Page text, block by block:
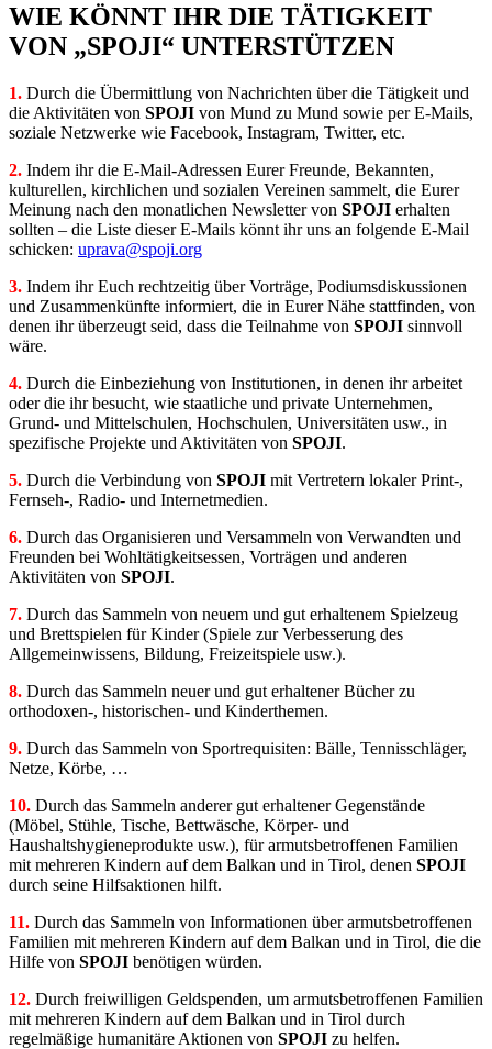
WIE KÖNNT IHR DIE TÄTIGKEIT
VON „SPOJI“ UNTERSTÜTZEN
1. Durch die Übermittlung von Nachrichten über die Tätigkeit und
die Aktivitäten von SPOJI von Mund zu Mund sowie per E-Mails,
soziale Netzwerke wie Facebook, Instagram, Twitter, etc.
2. Indem ihr die E-Mail-Adressen Eurer Freunde, Bekannten,
kulturellen, kirchlichen und sozialen Vereinen sammelt, die Eurer
Meinung nach den monatlichen Newsletter von SPOJI erhalten
sollten – die Liste dieser E-Mails könnt ihr uns an folgende E-Mail
schicken: uprava@spoji.org
3. Indem ihr Euch rechtzeitig über Vorträge, Podiumsdiskussionen
und Zusammenkünfte informiert, die in Eurer Nähe stattfinden, von
denen ihr überzeugt seid, dass die Teilnahme von SPOJI sinnvoll
wäre.
4. Durch die Einbeziehung von Institutionen, in denen ihr arbeitet
oder die ihr besucht, wie staatliche und private Unternehmen,
Grund- und Mittelschulen, Hochschulen, Universitäten usw., in
spezifische Projekte und Aktivitäten von SPOJI.
5. Durch die Verbindung von SPOJI mit Vertretern lokaler Print-,
Fernseh-, Radio- und Internetmedien.
6. Durch das Organisieren und Versammeln von Verwandten und
Freunden bei Wohltätigkeitsessen, Vorträgen und anderen
Aktivitäten von SPOJI.
7. Durch das Sammeln von neuem und gut erhaltenem Spielzeug
und Brettspielen für Kinder (Spiele zur Verbesserung des
Allgemeinwissens, Bildung, Freizeitspiele usw.).
8. Durch das Sammeln neuer und gut erhaltener Bücher zu
orthodoxen-, historischen- und Kinderthemen.
9. Durch das Sammeln von Sportrequisiten: Bälle, Tennisschläger,
Netze, Körbe, …
10. Durch das Sammeln anderer gut erhaltener Gegenstände
(Möbel, Stühle, Tische, Bettwäsche, Körper- und
Haushaltshygieneprodukte usw.), für armutsbetroffenen Familien
mit mehreren Kindern auf dem Balkan und in Tirol, denen SPOJI
durch seine Hilfsaktionen hilft.
11. Durch das Sammeln von Informationen über armutsbetroffenen
Familien mit mehreren Kindern auf dem Balkan und in Tirol, die die
Hilfe von SPOJI benötigen würden.
12. Durch freiwilligen Geldspenden, um armutsbetroffenen Familien
mit mehreren Kindern auf dem Balkan und in Tirol durch
regelmäßige humanitäre Aktionen von SPOJI zu helfen.